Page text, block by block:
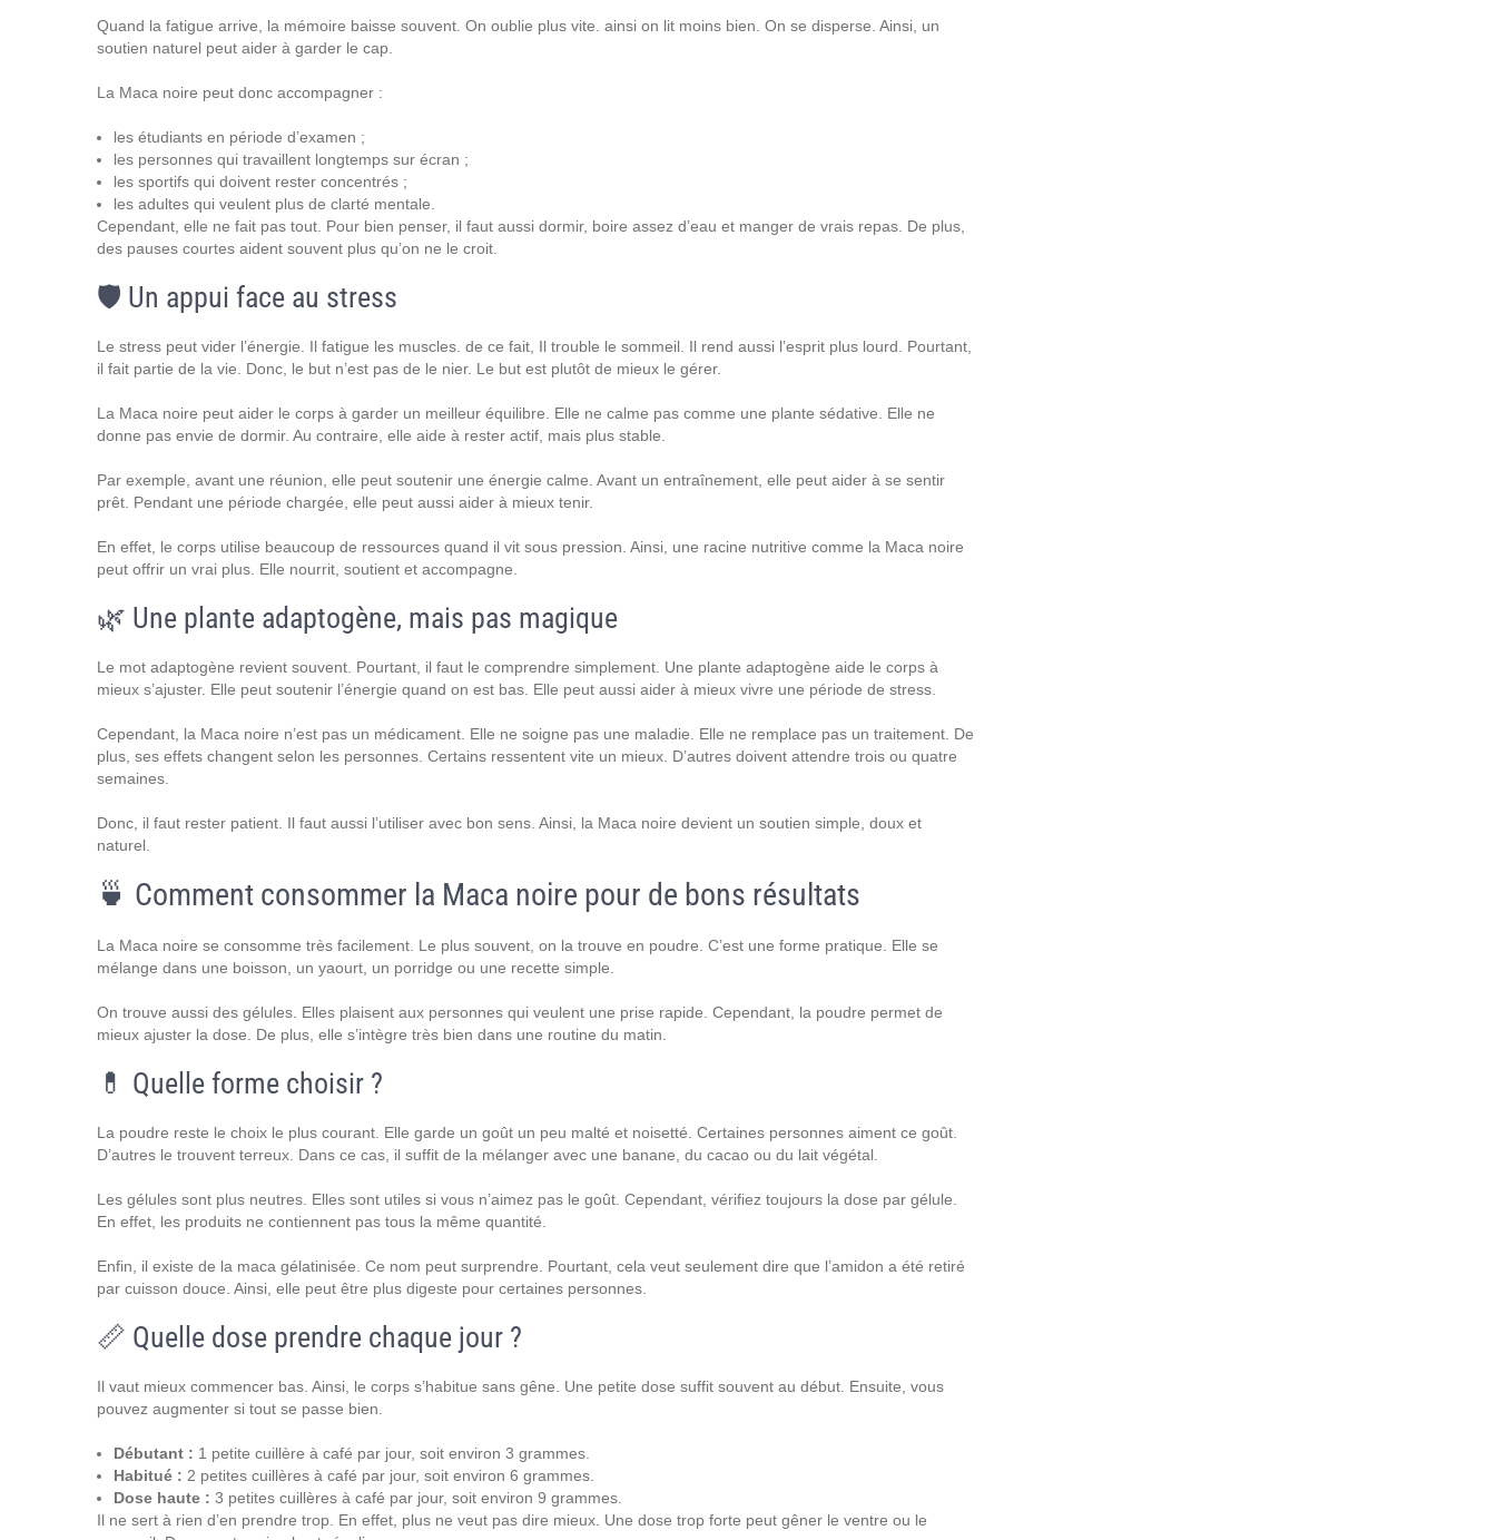
Quand la fatigue arrive, la mémoire baisse souvent. On oublie plus vite. ainsi on lit moins bien. On se disperse. Ainsi, un
soutien naturel peut aider à garder le cap.
La Maca noire peut donc accompagner :
les étudiants en période d’examen ;
les personnes qui travaillent longtemps sur écran ;
les sportifs qui doivent rester concentrés ;
les adultes qui veulent plus de clarté mentale.
Cependant, elle ne fait pas tout. Pour bien penser, il faut aussi dormir, boire assez d’eau et manger de vrais repas. De plus,
des pauses courtes aident souvent plus qu’on ne le croit.
🛡️ Un appui face au stress
Le stress peut vider l’énergie. Il fatigue les muscles. de ce fait, Il trouble le sommeil. Il rend aussi l’esprit plus lourd. Pourtant,
il fait partie de la vie. Donc, le but n’est pas de le nier. Le but est plutôt de mieux le gérer.
La Maca noire peut aider le corps à garder un meilleur équilibre. Elle ne calme pas comme une plante sédative. Elle ne
donne pas envie de dormir. Au contraire, elle aide à rester actif, mais plus stable.
Par exemple, avant une réunion, elle peut soutenir une énergie calme. Avant un entraînement, elle peut aider à se sentir
prêt. Pendant une période chargée, elle peut aussi aider à mieux tenir.
En effet, le corps utilise beaucoup de ressources quand il vit sous pression. Ainsi, une racine nutritive comme la Maca noire
peut offrir un vrai plus. Elle nourrit, soutient et accompagne.
🌿 Une plante adaptogène, mais pas magique
Le mot adaptogène revient souvent. Pourtant, il faut le comprendre simplement. Une plante adaptogène aide le corps à
mieux s’ajuster. Elle peut soutenir l’énergie quand on est bas. Elle peut aussi aider à mieux vivre une période de stress.
Cependant, la Maca noire n’est pas un médicament. Elle ne soigne pas une maladie. Elle ne remplace pas un traitement. De
plus, ses effets changent selon les personnes. Certains ressentent vite un mieux. D’autres doivent attendre trois ou quatre
semaines.
Donc, il faut rester patient. Il faut aussi l’utiliser avec bon sens. Ainsi, la Maca noire devient un soutien simple, doux et
naturel.
🍵 Comment consommer la Maca noire pour de bons résultats
La Maca noire se consomme très facilement. Le plus souvent, on la trouve en poudre. C’est une forme pratique. Elle se
mélange dans une boisson, un yaourt, un porridge ou une recette simple.
On trouve aussi des gélules. Elles plaisent aux personnes qui veulent une prise rapide. Cependant, la poudre permet de
mieux ajuster la dose. De plus, elle s’intègre très bien dans une routine du matin.
💊 Quelle forme choisir ?
La poudre reste le choix le plus courant. Elle garde un goût un peu malté et noisetté. Certaines personnes aiment ce goût.
D’autres le trouvent terreux. Dans ce cas, il suffit de la mélanger avec une banane, du cacao ou du lait végétal.
Les gélules sont plus neutres. Elles sont utiles si vous n’aimez pas le goût. Cependant, vérifiez toujours la dose par gélule.
En effet, les produits ne contiennent pas tous la même quantité.
Enfin, il existe de la maca gélatinisée. Ce nom peut surprendre. Pourtant, cela veut seulement dire que l’amidon a été retiré
par cuisson douce. Ainsi, elle peut être plus digeste pour certaines personnes.
📏 Quelle dose prendre chaque jour ?
Il vaut mieux commencer bas. Ainsi, le corps s’habitue sans gêne. Une petite dose suffit souvent au début. Ensuite, vous
pouvez augmenter si tout se passe bien.
Débutant : 1 petite cuillère à café par jour, soit environ 3 grammes.
Habitué : 2 petites cuillères à café par jour, soit environ 6 grammes.
Dose haute : 3 petites cuillères à café par jour, soit environ 9 grammes.
Il ne sert à rien d’en prendre trop. En effet, plus ne veut pas dire mieux. Une dose trop forte peut gêner le ventre ou le